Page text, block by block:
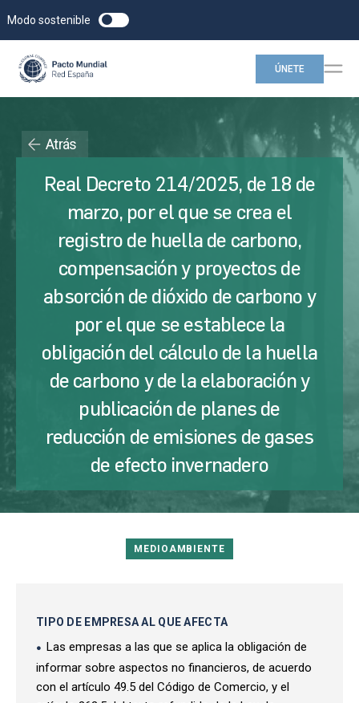
Modo sostenible
ÚNETE
Atrás
Real Decreto 214/2025, de 18 de
marzo, por el que se crea el
registro de huella de carbono,
compensación y proyectos de
absorción de dióxido de carbono y
por el que se establece la
obligación del cálculo de la huella
de carbono y de la elaboración y
publicación de planes de
reducción de emisiones de gases
de efecto invernadero
MEDIOAMBIENTE
TIPO DE EMPRESA AL QUE AFECTA
Las empresas a las que se aplica la obligación de
informar sobre aspectos no financieros, de acuerdo
con el artículo 49.5 del Código de Comercio, y el